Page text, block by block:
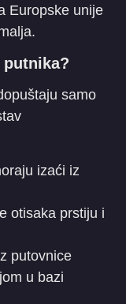
Europske unije
putnika?
samo
izaći iz
otisaka prstiju i
putovnice
u bazi